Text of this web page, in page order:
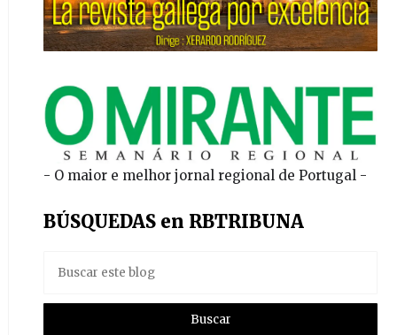
- O maior e melhor jornal regional de Portugal -
BÚSQUEDAS en RBTRIBUNA